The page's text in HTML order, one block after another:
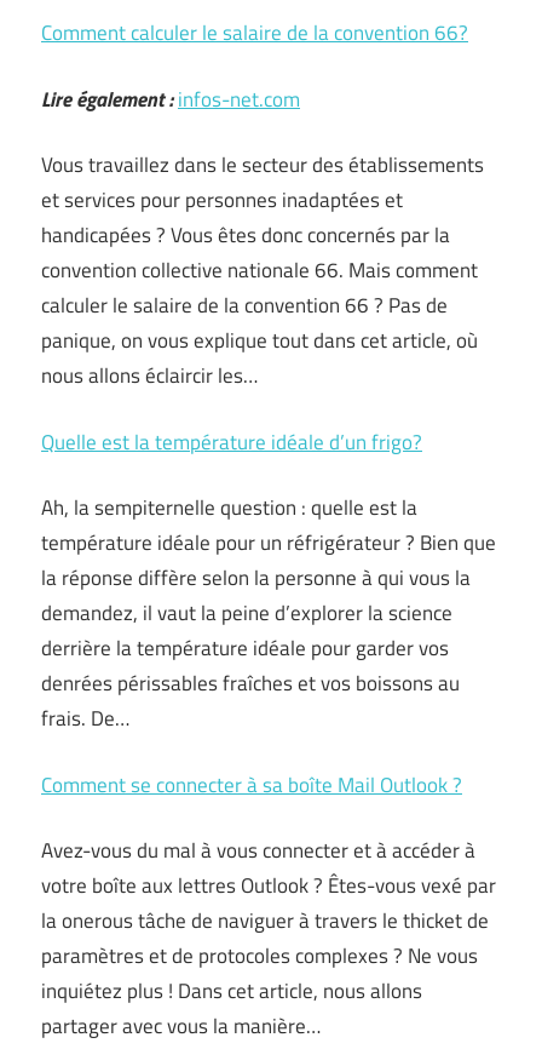
Comment calculer le salaire de la convention 66?
Lire également :infos-net.com
Vous travaillez dans le secteur des établissements
et services pour personnes inadaptées et
handicapées ? Vous êtes donc concernés par la
convention collective nationale 66. Mais comment
calculer le salaire de la convention 66 ? Pas de
panique, on vous explique tout dans cet article, où
nous allons éclaircir les…
Quelle est la température idéale d’un frigo?
Ah, la sempiternelle question : quelle est la
température idéale pour un réfrigérateur ? Bien que
la réponse diffère selon la personne à qui vous la
demandez, il vaut la peine d’explorer la science
derrière la température idéale pour garder vos
denrées périssables fraîches et vos boissons au
frais. De…
Comment se connecter à sa boîte Mail Outlook ?
Avez-vous du mal à vous connecter et à accéder à
votre boîte aux lettres Outlook ? Êtes-vous vexé par
la onerous tâche de naviguer à travers le thicket de
paramètres et de protocoles complexes ? Ne vous
inquiétez plus ! Dans cet article, nous allons
partager avec vous la manière…